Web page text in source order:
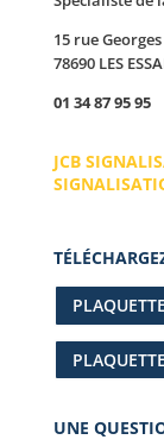
15 rue
78690 LES
01 34 87 95 95
JCB
UNE